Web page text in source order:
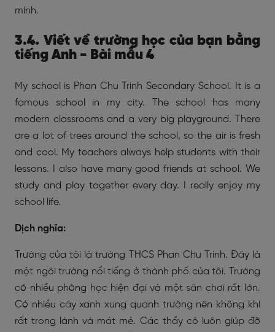
mình.
3.4. Viết về trường học của bạn bằng
tiếng Anh - Bài mẫu 4
My school is Phan Chu Trinh Secondary School. It is a
famous school in my city. The school has many
modern classrooms and a very big playground. There
are a lot of trees around the school, so the air is fresh
and cool. My teachers always help students with their
lessons. I also have many good friends at school. We
study and play together every day. I really enjoy my
school life.
Dịch nghĩa:
Trường của tôi là trường THCS Phan Chu Trinh. Đây là
một ngôi trường nổi tiếng ở thành phố của tôi. Trường
có nhiều phòng học hiện đại và một sân chơi rất lớn.
Có nhiều cây xanh xung quanh trường nên không khí
rất trong lành và mát mẻ. Các thầy cô luôn giúp đỡ